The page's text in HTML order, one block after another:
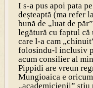
I s-a pus apoi pata
deşteaptă (ma refer
bună de „luat de
legătură cu faptul că
care l-a cam
folosindu-l inclusiv
acum consilier al
Pippidi are vreun
Mungioaica e
„academicienii”